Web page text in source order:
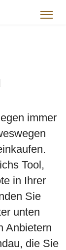
immer
Tool,
in Ihrer
Sie
unten
Anbietern
die Sie